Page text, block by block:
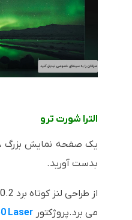
الترا شورت ترو
یک صفحه نمایش بزرگ ،
بدست آورید.
می برد.پروژکتور Laser